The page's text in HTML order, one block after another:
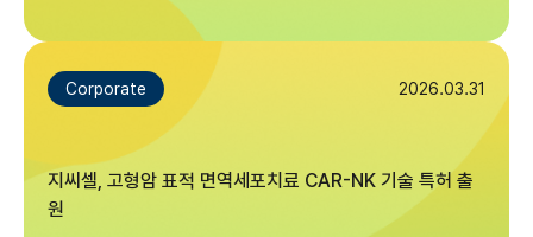
Corporate 2026.03.31
지씨셀, 고형암 표적 면역세포치료 CAR-NK 기술 특허 출
원